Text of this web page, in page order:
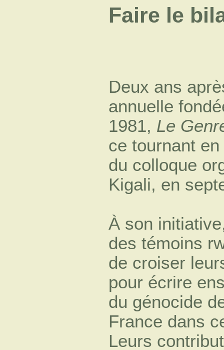
Faire le
Deux ans
annuelle
1981, Le
ce tournant
du colloque
Kigali, en
À son
des témoins
de croiser
pour écrire
du génocide
France dans
Leurs